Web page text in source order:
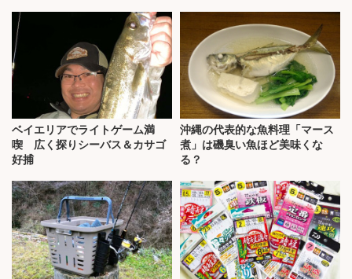
ベイエリアでライトゲーム満
喫 広く探りシーバス＆カサゴ
好捕
沖縄の代表的な魚料理「マース
煮」は磯臭い魚ほど美味くな
る？